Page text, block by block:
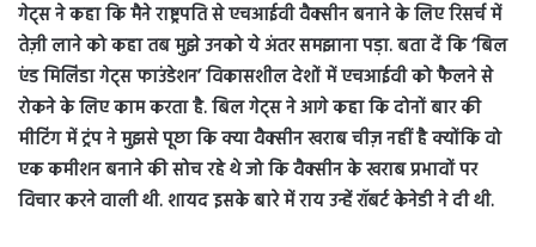
गेट्स ने कहा कि मैने राष्ट्रपति से एचआईवी वैक्सीन बनाने के लिए रिसर्च में
तेज़ी लाने को कहा तब मुझे उनको ये अंतर समझाना पड़ा. बता दें कि ‘बिल
एंड मिलिंडा गेट्स फाउंडेशन’ विकासशील देशों में एचआईवी को फैलने से
रोकने के लिए काम करता है.बिल गेट्स ने आगे कहा कि दोनों बार की
मीटिंग में ट्रंप ने मुझसे पूछा कि क्या वैक्सीन खराब चीज़ नहीं है क्योंकि वो
एक कमीशन बनाने की सोच रहे थे जो कि वैक्सीन के खराब प्रभावों पर
विचार करने वाली थी. शायद इसके बारे में राय उन्हें रॉबर्ट केनेडी ने दी थी.